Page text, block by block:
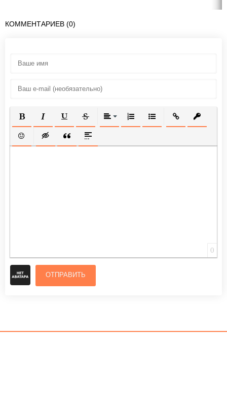
КОММЕНТАРИЕВ (0)
ПОЛУЖИРНЫЙ
КУРСИВПОДЧЕРКНУТЫЙ
ЗАЧЕРКНУТЫЙВЫРАВНИВАНИЕ
НУМЕРОВАННЫЙ СПИСОК
МАРКИРОВАННЫЙ
ВСТАВИТЬ
ВСТАВИТЬ СМАЙЛИК
ВСТАВКА СКРЫТОГО ТЕКСТА
ВСТАВКА ЦИТАТЫ
ВСТАВКА СПОЙЛЕРА
0
ОТПРАВИТЬ